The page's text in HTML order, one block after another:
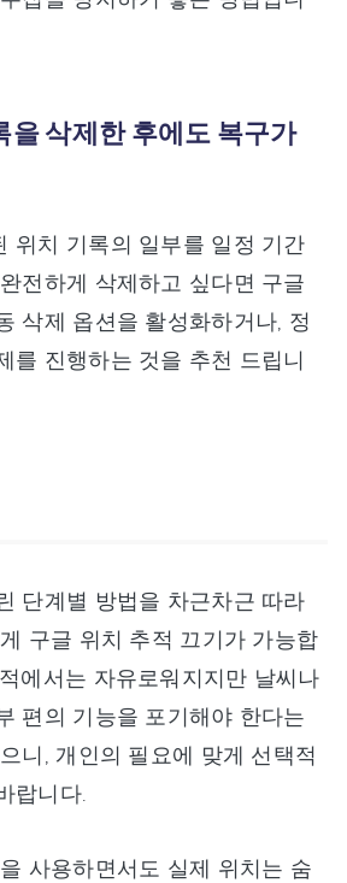
을 삭제한 후에도 복구가
위치 기록의 일부를 일정 기간
전하게 삭제하고 싶다면 구글
삭제 옵션을 활성화하거나, 정
를 진행하는 것을 추천 드립니
단계별 방법을 차근차근 따라
구글 위치 추적 끄기가 가능합
에서는 자유로워지지만 날씨나
편의 기능을 포기해야 한다는
니, 개인의 필요에 맞게 선택적
랍니다.
사용하면서도 실제 위치는 숨